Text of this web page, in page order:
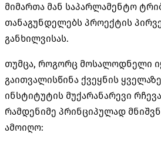
მიმართა მან საპარლამენტო
თანაგუნდელებს პროექტის
განხილვისას.
თუმცა, როგორც მოსალოდნელი
გაითვალისწინა ქვეყნის
ინსტიტუტის მუქარანარევი
რამდენიმე პრინციპულად
ამოიღო: